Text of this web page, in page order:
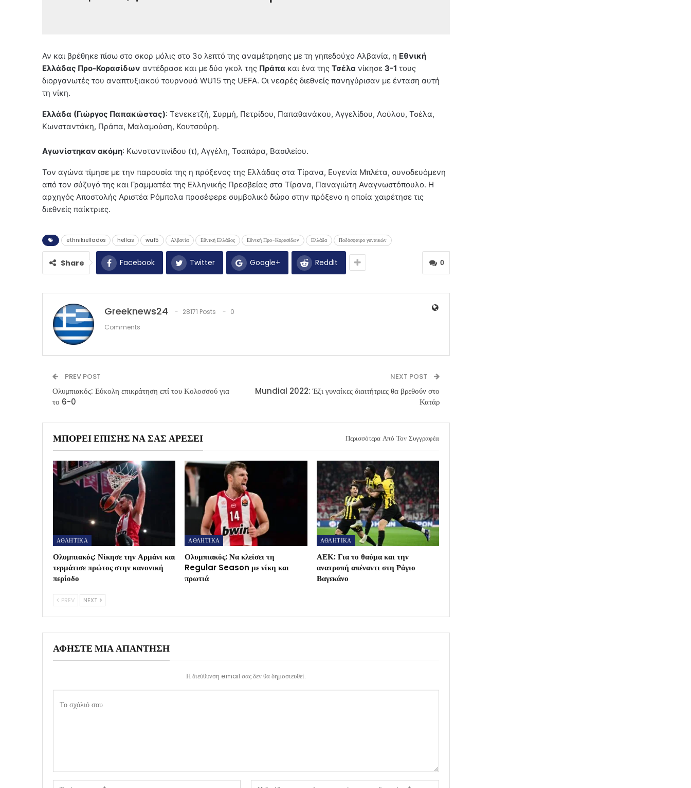
Αν και βρέθηκε πίσω στο σκορ μόλις στο 3ο λεπτό της αναμέτρησης με τη γηπεδούχο Αλβανία, η Εθνική
Ελλάδας Προ-Κορασίδων αντέδρασε και με δύο γκολ της Πράπα και ένα της Τσέλα νίκησε 3-1 τους
διοργανωτές του αναπτυξιακού τουρνουά WU15 της UEFA. Οι νεαρές διεθνείς πανηγύρισαν με ένταση αυτή
τη νίκη.
Ελλάδα (Γιώργος Παπακώστας): Τενεκετζή, Συρμή, Πετρίδου, Παπαθανάκου, Αγγελίδου, Λούλου, Τσέλα,
Κωνσταντάκη, Πράπα, Μαλαμούση, Κουτσούρη.
Αγωνίστηκαν ακόμη: Κωνσταντινίδου (τ), Αγγέλη, Τσαπάρα, Βασιλείου.
Τον αγώνα τίμησε με την παρουσία της η πρόξενος της Ελλάδας στα Τίρανα, Ευγενία Μπλέτα, συνοδευόμενη
από τον σύζυγό της και Γραμματέα της Ελληνικής Πρεσβείας στα Τίρανα, Παναγιώτη Αναγνωστόπουλο. Η
αρχηγός Αποστολής Αριστέα Ρόμπολα προσέφερε συμβολικό δώρο στην πρόξενο η οποία χαιρέτησε τις
διεθνείς παίκτριες.
ethnikiellados hellas wu15 Αλβανία Εθνική Ελλάδος Εθνική Προ-Κορασίδων Ελλάδα Ποδόσφαιρο γυναικών
0
Share Facebook Twitter Google+ ReddIt
Greeknews24 28171 Posts
0
Comments
PREV POST
Ολυμπιακός: Εύκολη επικράτηση επί του Κολοσσού για
το 6-0
NEXT POST
Mundial 2022: Έξι γυναίκες διαιτήτριες θα βρεθούν στο
Κατάρ
ΜΠΟΡΕΊ ΕΠΊΣΗΣ ΝΑ ΣΑΣ ΑΡΈΣΕΙ Περισσότερα Από Τον Συγγραφέα
ΑΘΛΗΤΙΚΑ
Ολυμπιακός: Νίκησε την Αρμάνι και
τερμάτισε πρώτος στην κανονική
περίοδο
ΑΘΛΗΤΙΚΑ
Ολυμπιακός: Να κλείσει τη
Regular Season με νίκη και
πρωτιά
ΑΘΛΗΤΙΚΑ
ΑΕΚ: Για το θαύμα και την
ανατροπή απέναντι στη Ράγιο
Βαγεκάνο
PREV NEXT
ΑΦΉΣΤΕ ΜΙΑ ΑΠΆΝΤΗΣΗ
Η διεύθυνση email σας δεν θα δημοσιευθεί.